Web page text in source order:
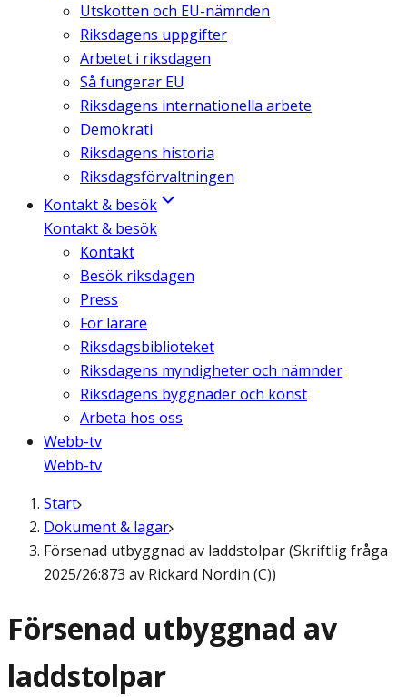
Utskotten och EU-nämnden
Riksdagens uppgifter
Arbetet i riksdagen
Så fungerar EU
Riksdagens internationella arbete
Demokrati
Riksdagens historia
Riksdagsförvaltningen
Kontakt & besök
Kontakt & besök
Kontakt
Besök riksdagen
Press
För lärare
Riksdagsbiblioteket
Riksdagens myndigheter och nämnder
Riksdagens byggnader och konst
Arbeta hos oss
Webb-tv
Webb-tv
Start
Dokument & lagar
Försenad utbyggnad av laddstolpar (Skriftlig fråga
2025/26:873 av Rickard Nordin (C))
Försenad utbyggnad av
laddstolpar